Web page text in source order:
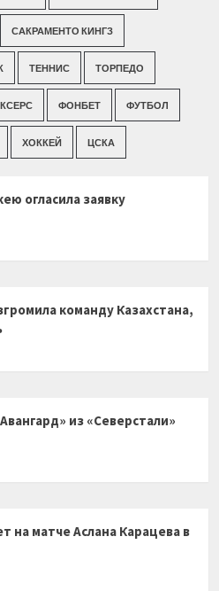
САКРАМЕНТО КИНГЗ
ТЕННИС ТОРПЕДО
ФОНБЕТ ФУТБОЛ
ХОККЕЙ ЦСКА
огласила заявку
команду Казахстана,
из «Северстали»
на матче Аслана Карацева в